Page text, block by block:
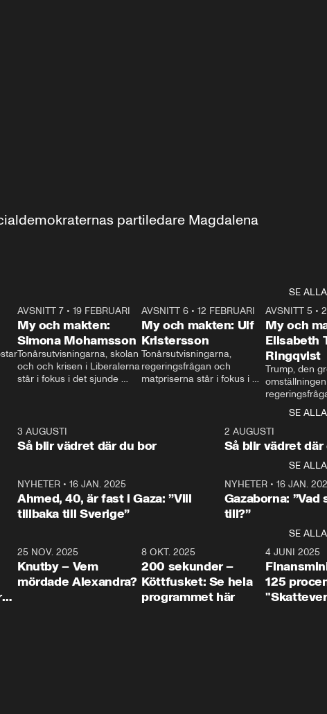
partiledare Magdalena
SE ALLA
24:30
AVSNITT 7• 19 FEBRUARI
My och makten:
Simona Mohamsson
Tonårsutvisningarna, skolan
och och krisen i Liberalerna
står i fokus i det sjunde
kommentator My
Rohwedder ställer
utbildnings- och
Mohamsson till svars.
27:30
AVSNITT 6 •12 FEBRUARI
My och makten: Ulf
Kristersson
Tonårsutvisningarna,
regeringsfrågan och
matpriserna står i fokus i
Rohwedder ställer
statsminister Ulf Kristersson
AVSNITT 5 •
My och
Elisabeth
Ringqvist
Trump, den
centrum i
avsnittet av
Makten”. Se
Aftonbladets
Rohwedder
Thand Ring
SE ALLA
3 AUGUSTI
Så blir vädret där du bor
2 AUGUSTI
Så blir vädret där
SE ALLA
NYHETER• 16 JAN. 2025
Ahmed, 40, är fast i Gaza: ”Vill
tillbaka till Sverige”
NYHETER• 16 JAN.
Gazaborna:
till?”
SE ALLA
31:05
25 NOV. 2025
Knutby – Vem
mördade Alexandra?
4:29
8 OKT. 2025
200 sekunder –
Köttfusket: Se hela
programmet här
4 JUNI 2025
125